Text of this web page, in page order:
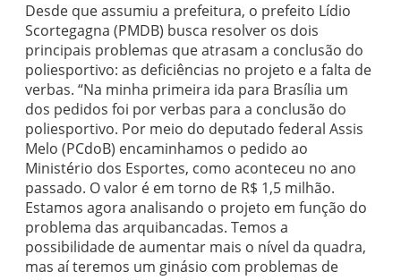
Desde que assumiu a prefeitura, o prefeito Lídio
Scortegagna (PMDB) busca resolver os dois
principais problemas que atrasam a conclusão do
poliesportivo: as deficiências no projeto e a falta de
verbas. “Na minha primeira ida para Brasília um
dos pedidos foi por verbas para a conclusão do
poliesportivo. Por meio do deputado federal Assis
Melo (PCdoB) encaminhamos o pedido ao
Ministério dos Esportes, como aconteceu no ano
passado. O valor é em torno de R$ 1,5 milhão.
Estamos agora analisando o projeto em função do
problema das arquibancadas. Temos a
possibilidade de aumentar mais o nível da quadra,
mas aí teremos um ginásio com problemas de